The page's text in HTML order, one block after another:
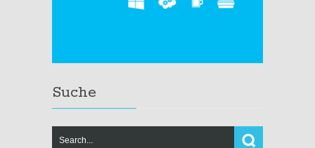
Suche